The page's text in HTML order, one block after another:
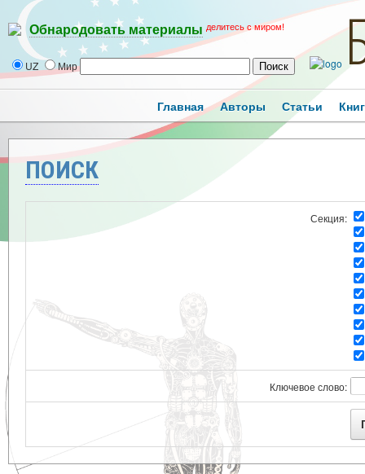
Обнародовать материалы делитесь с миром!
UZ Мир
Главная Авторы Статьи
ПОИСК
Секция:
Ключевое слово: